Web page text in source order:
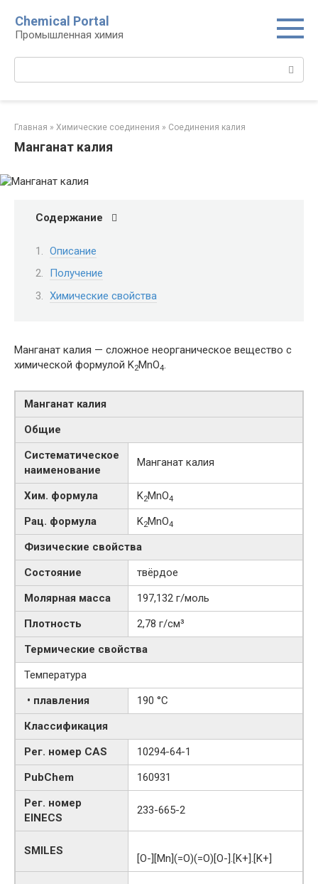
контенту
Chemical Portal
Промышленная химия
Главная » Химические соединения » Соединения калия‎
Манганат калия
Содержание
Описание
Получение
Химические свойства
Манганат калия — сложное неорганическое вещество с
химической формулой K2MnO4.
Манганат калия
Общие
Систематическое
наименование
Манганат калия
Хим. формула K2MnO4
Рац. формула K2MnO4
Физические свойства
Состояние
твёрдое
Молярная масса
197,132 г/моль
Плотность
2,78 г/см³
Термические свойства
Температура
• плавления
190 °C
Классификация
Рег. номер CAS
10294-64-1
PubChem
160931
Рег. номер
EINECS
233-665-2
SMILES
[O-][Mn](=O)(=O)[O-].[K+].[K+]